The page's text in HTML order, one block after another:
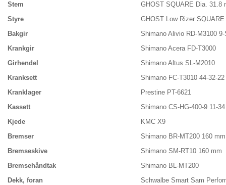
Stem
GHOST SQUARE Dia. 31.8
Styre
GHOST Low Rizer
Bakgir
Shimano Alivio RD-M3100
Krankgir
Shimano Acera FD-T3000
Girhendel
Shimano Altus SL-M2010
Kranksett
Shimano FC-T3010 44-32-22
Kranklager
Prestine PT-6621
Kassett
Shimano CS-HG-400-9 11-34
Kjede
KMC X9
Bremser
Shimano BR-MT200 160
Bremseskive
Shimano SM-RT10 160 mm
Bremsehåndtak
Shimano BL-MT200
Dekk, foran
Schwalbe Smart Sam